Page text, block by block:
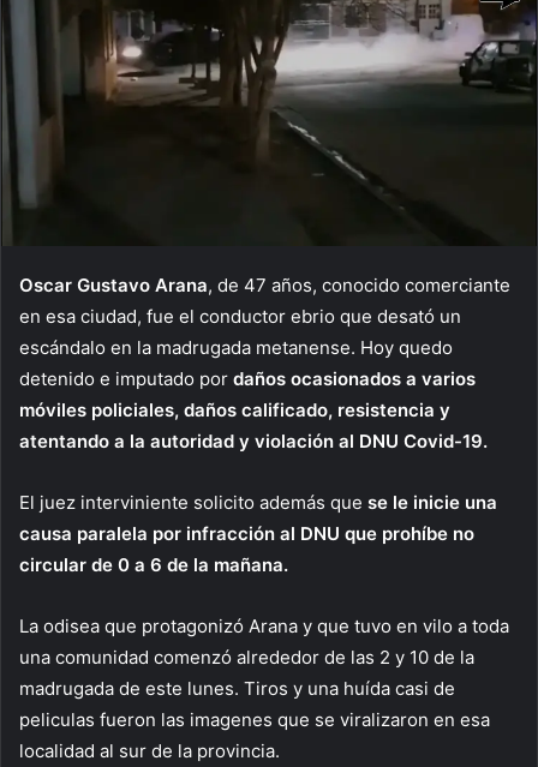
Oscar Gustavo Arana, de 47 años, conocido comerciante
en esa ciudad, fue el conductor ebrio que desató un
escándalo en la madrugada metanense. Hoy quedo
detenido e imputado por daños ocasionados a varios
móviles policiales, daños calificado, resistencia y
atentando a la autoridad y violación al DNU Covid-19.
El juez interviniente solicito además que se le inicie una
causa paralela por infracción al DNU que prohíbe no
circular de 0 a 6 de la mañana.
La odisea que protagonizó Arana y que tuvo en vilo a toda
una comunidad comenzó alrededor de las 2 y 10 de la
madrugada de este lunes. Tiros y una huída casi de
peliculas fueron las imagenes que se viralizaron en esa
localidad al sur de la provincia.